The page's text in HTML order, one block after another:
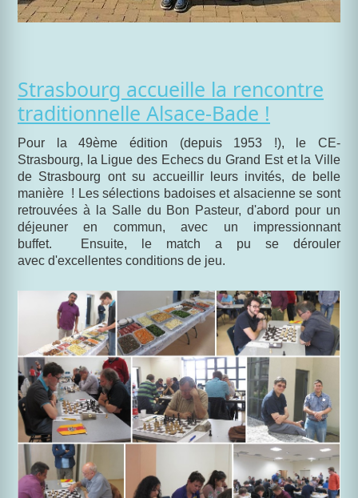
Strasbourg accueille la rencontre
traditionnelle Alsace-Bade !
Pour la 49ème édition (depuis 1953 !), le CE-
Strasbourg, la Ligue des Echecs du Grand Est et la Ville
de Strasbourg ont su accueillir leurs invités, de belle
manière ! Les sélections badoises et alsacienne se sont
retrouvées à la Salle du Bon Pasteur, d'abord pour un
déjeuner en commun, avec un impressionnant
buffet. Ensuite, le match a pu se dérouler
avec d'excellentes conditions de jeu.